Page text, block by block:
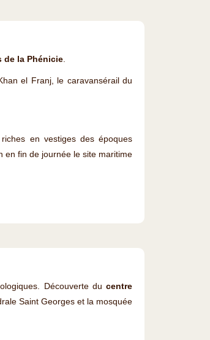
de la Phénicie.
el Franj, le caravansérail du
en vestiges des époques
en fin de journée le site maritime
Découverte du centre
Saint Georges et la mosquée